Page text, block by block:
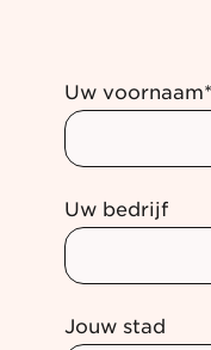
Uw
Uw bedrijf
Jouw stad